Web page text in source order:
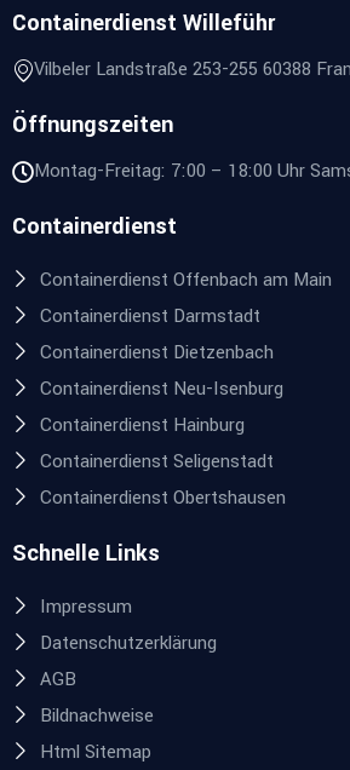
Containerdienst Willeführ
Vilbeler Landstraße 253-255 60388
Öffnungszeiten
Montag-Freitag: 7:00 – 18:00 Uhr
Containerdienst
Containerdienst Offenbach am Main
Containerdienst Darmstadt
Containerdienst Dietzenbach
Containerdienst Neu-Isenburg
Containerdienst Hainburg
Containerdienst Seligenstadt
Containerdienst Obertshausen
Schnelle Links
Impressum
Datenschutzerklärung
AGB
Bildnachweise
Html Sitemap